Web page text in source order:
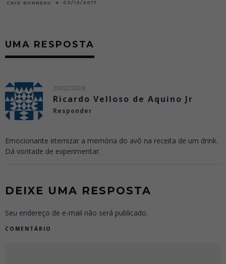
CAIO BONNEAU 03/12/2017
UMA RESPOSTA
20/02/2018
Ricardo Velloso de Aquino Jr
Responder
Emocionante eternizar a memória do avô na receita de um drink.
Dá vontade de experimentar.
DEIXE UMA RESPOSTA
Seu endereço de e-mail não será publicado.
COMENTÁRIO